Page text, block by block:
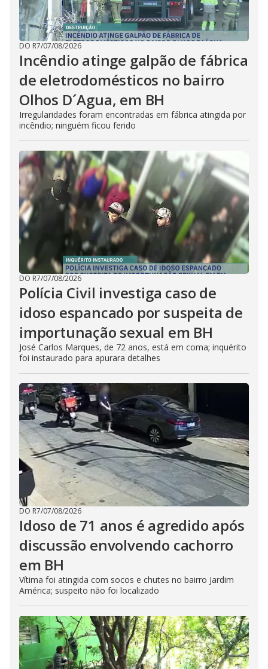
DO R7/07/08/2026
Incêndio atinge galpão de fábrica
de eletrodomésticos no bairro
Olhos D´Agua, em BH
Irregularidades foram encontradas em fábrica atingida por
incêndio; ninguém ficou ferido
DO R7/07/08/2026
Polícia Civil investiga caso de
idoso espancado por suspeita de
importunação sexual em BH
José Carlos Marques, de 72 anos, está em coma; inquérito
foi instaurado para apurara detalhes
DO R7/07/08/2026
Idoso de 71 anos é agredido após
discussão envolvendo cachorro
em BH
Vítima foi atingida com socos e chutes no bairro Jardim
América; suspeito não foi localizado